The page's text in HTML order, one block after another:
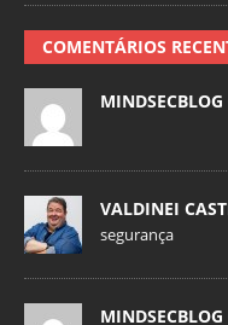
COMENTÁRIOS
VALDINEI
segurança